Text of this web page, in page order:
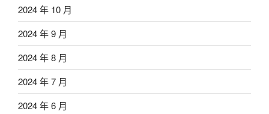
2024 年 10 月
2024 年 9 月
2024 年 8 月
2024 年 7 月
2024 年 6 月